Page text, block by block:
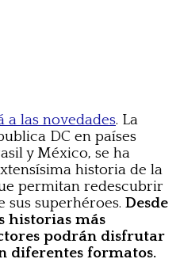
a las novedades. La
DC en países
y México, se ha
historia de la
permitan redescubrir
sus superhéroes. Desde
historias más
podrán disfrutar
diferentes formatos.